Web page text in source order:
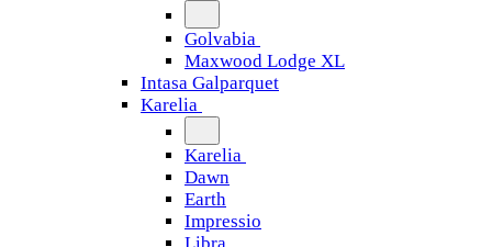
Golvabia
Maxwood Lodge XL
Intasa Galparquet
Karelia
Karelia
Dawn
Earth
Impressio